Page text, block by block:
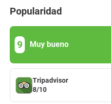
Popularidad
9 Muy bueno
Tripadvisor
8/10